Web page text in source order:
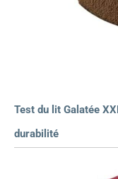
Test du lit Galatée
durabilité